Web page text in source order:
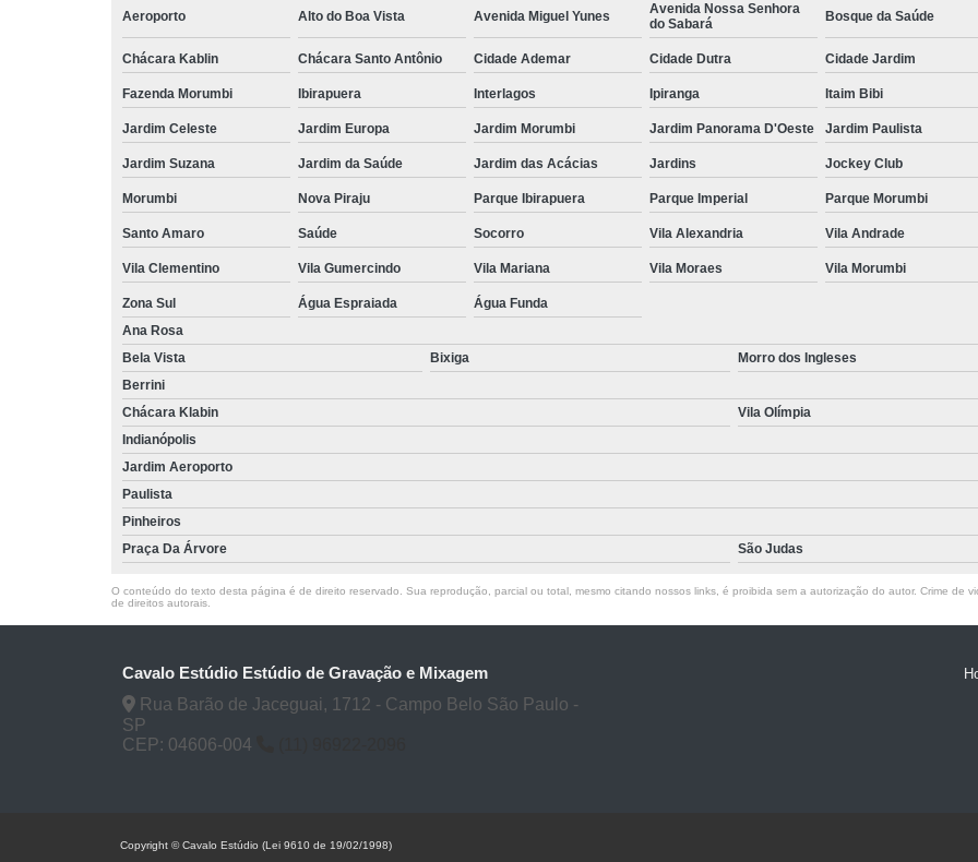
Aeroporto Alto do Boa Vista Avenida Miguel Yunes
Avenida Nossa Senhora
do Sabará
Bosque da Saúde
Chácara Kablin Chácara Santo Antônio Cidade Ademar Cidade Dutra Cidade Jardim
Fazenda Morumbi Ibirapuera Interlagos Ipiranga Itaim Bibi
Jardim Celeste Jardim Europa Jardim Morumbi Jardim Panorama D'Oeste Jardim Paulista
Jardim Suzana Jardim da Saúde Jardim das Acácias Jardins Jockey Club
Morumbi Nova Piraju Parque Ibirapuera Parque Imperial Parque Morumbi
Santo Amaro Saúde Socorro Vila Alexandria Vila Andrade
Vila Clementino Vila Gumercindo Vila Mariana Vila Moraes Vila Morumbi
Zona Sul Água Espraiada
Água Funda
Ana Rosa
Bela Vista
Bixiga Morro dos Ingleses
Berrini
Chácara Klabin
Vila Olímpia
Indianópolis
Jardim Aeroporto
Paulista
Pinheiros
Praça Da Árvore
São Judas
O conteúdo do texto desta página é de direito reservado. Sua reprodução, parcial ou total, mesmo citando nossos links, é proibida sem a autorização do autor. Crime de
de direitos autorais
Cavalo Estúdio Estúdio de Gravação e Mixagem
Rua Barão de Jaceguai, 1712 - Campo Belo São Paulo -
SP
CEP: 04606-004
Copyright © Cavalo Estúdio (Lei 9610 de 19/02/1998)